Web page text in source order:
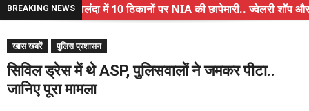
BREAKING NEWSनालंदा में 10 ठिकानों पर NIA की छापेमारी.. ज्वेलरी शॉप और गन
अंचल पदाधिकारी (CO) बर्खास्त.. फर्जीवाड़ा कर पाई थी नौकरी..
घूसखोर अफसरों पर एक्शन.. दो-दो अफसर घूस लेते गिरफ्तार
खास खबरें पुलिस प्रशासन
सिविल ड्रेस में थे ASP, पुलिसवालों ने जमकर पीटा..
जानिए पूरा मामला